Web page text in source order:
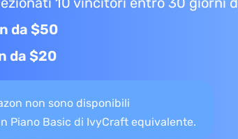
da $50
da $20
non sono disponibili
Piano Basic di IvyCraft equivalente.